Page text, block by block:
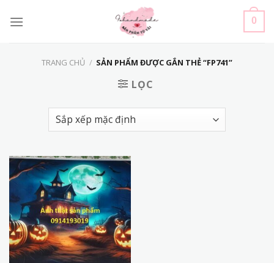
0
TRANG CHỦ / SẢN PHẨM ĐƯỢC GẮN THẺ “FP741”
LỌC